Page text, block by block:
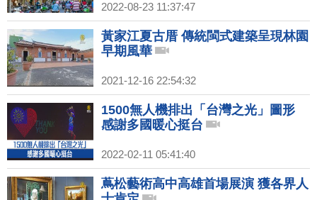
2022-08-23 11:37:47
黃家江夏古厝 傳統閩式建築呈現林園
早期風華
2021-12-16 22:54:32
1500無人機排出「台灣之光」圖形
感謝多國暖心挺台
2022-02-11 05:41:40
蔦松藝術高中高雄首場展演 獲各界人